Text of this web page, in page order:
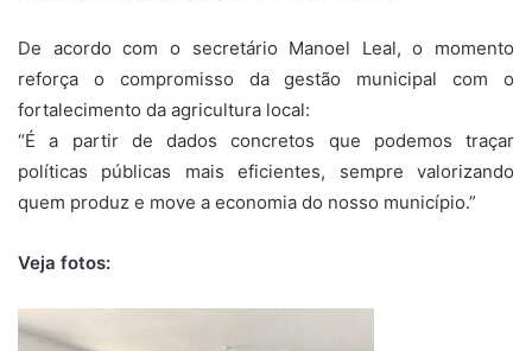
De acordo com o secretário Manoel Leal, o momento
reforça o compromisso da gestão municipal com o
fortalecimento da agricultura local:
“É a partir de dados concretos que podemos traçar
políticas públicas mais eficientes, sempre valorizando
quem produz e move a economia do nosso município.”
Veja fotos: